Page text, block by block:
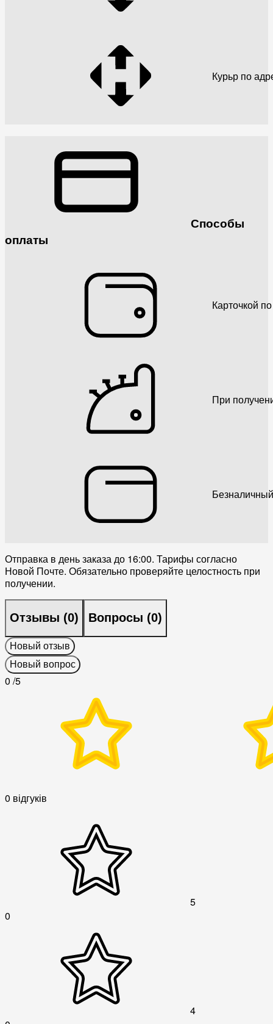
Курьр по
Способы
оплаты
Карточкой
При
Отправка в день заказа до 16:00. Тарифы согласно
Новой Почте. Обязательно проверяйте целостность при
получении.
Отзывы (0) Вопросы (0)
Новый отзыв
Новый вопрос
0 /5
0 відгуків
5
0
4